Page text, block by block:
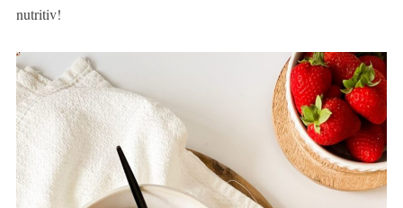
nutritiv!